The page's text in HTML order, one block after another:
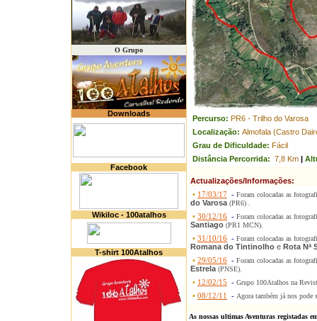
O Grupo
Downloads
Facebook
Wikiloc - 100atalhos
T-shirt 100Atalhos
Percurso: PR6 - Trilho do Varosa
Localização: Almofala (Castro
Grau de Dificuldade: Fácil
Distância Percorrida: 7,8 Km |
Actualizações/Informações:
• 17/03/17 - Foram colocadas as
do Varosa (PR6) .
• 30/12/16 - Foram colocadas as
Santiago (PR1 MCN).
• 31/10/16 - Foram colocadas as
Romana do Tintinolho e Rota Nª
• 29/05/16 - Foram colocadas as
Estrela (PNSE).
• 12/02/15 - Grupo 100Atalhos na
• 08/12/11 - Agora também já nos pode
As nossas ultimas Aventuras registadas